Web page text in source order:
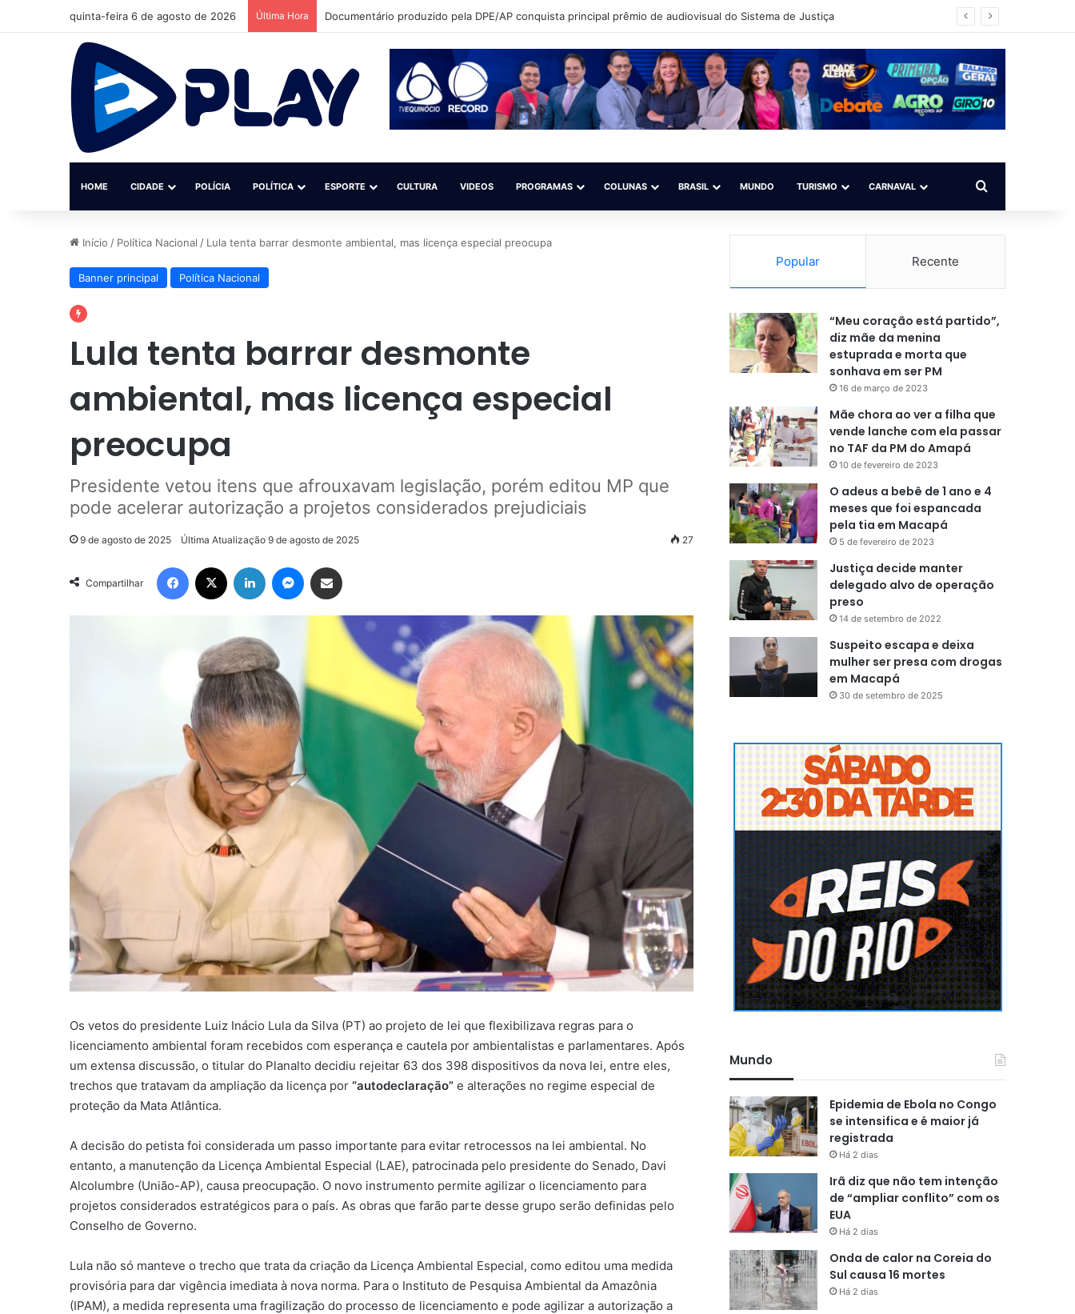
quinta-feira 6 de agosto de 2026 Última Hora Jovem que sonha em ser modelo quer participar de competição nacional (Salvador/BA)
HOME CIDADE POLÍCIA POLÍTICA ESPORTE CULTURA VIDEOS PROGRAMAS COLUNAS BRASIL MUNDO TURISMO CARNAVAL Procurar por
Início / Política Nacional / Lula tenta barrar desmonte ambiental, mas licença especial preocupa
Banner principal Política Nacional
Lula tenta barrar desmonte
ambiental, mas licença especial
preocupa
Presidente vetou itens que afrouxavam legislação, porém editou MP que
pode acelerar autorização a projetos considerados prejudiciais
9 de agosto de 2025 Última Atualização 9 de agosto de 2025 27
Compartilhar
Facebook Linkedin Messenger
Os vetos do presidente Luiz Inácio Lula da Silva (PT) ao projeto de lei que flexibilizava regras para o
licenciamento ambiental foram recebidos com esperança e cautela por ambientalistas e parlamentares. Após
um extensa discussão, o titular do Planalto decidiu rejeitar 63 dos 398 dispositivos da nova lei, entre eles,
trechos que tratavam da ampliação da licença por “autodeclaração” e alterações no regime especial de
proteção da Mata Atlântica.
A decisão do petista foi considerada um passo importante para evitar retrocessos na lei ambiental. No
entanto, a manutenção da Licença Ambiental Especial (LAE), patrocinada pelo presidente do Senado, Davi
Alcolumbre (União-AP), causa preocupação. O novo instrumento permite agilizar o licenciamento para
projetos considerados estratégicos para o país. As obras que farão parte desse grupo serão definidas pelo
Conselho de Governo.
Lula não só manteve o trecho que trata da criação da Licença Ambiental Especial, como editou uma medida
provisória para dar vigência imediata à nova norma. Para o Instituto de Pesquisa Ambiental da Amazônia
(IPAM), a medida representa uma fragilização do processo de licenciamento e pode agilizar a autorização a
Popular Recente
“Meu coração está partido”,
diz mãe da menina
estuprada e morta que
sonhava em ser PM
16 de março de 2023
Mãe chora ao ver a filha que
vende lanche com ela passar
no TAF da PM do Amapá
10 de fevereiro de 2023
O adeus a bebê de 1 ano e 4
meses que foi espancada
pela tia em Macapá
5 de fevereiro de 2023
Justiça decide manter
delegado alvo de operação
preso
14 de setembro de 2022
Suspeito escapa e deixa
mulher ser presa com drogas
em Macapá
30 de setembro de 2025
Mundo
Epidemia de Ebola no Congo
se intensifica e é maior já
registrada
Há 2 dias
Irã diz que não tem intenção
de “ampliar conflito” com os
EUA
Há 2 dias
Onda de calor na Coreia do
Sul causa 16 mortes
Há 2 dias